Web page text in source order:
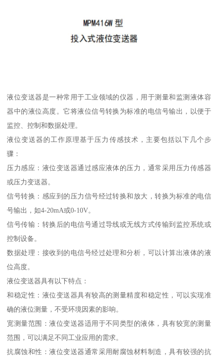
液位变送器是一种常用于工业领域的仪器，用于测量和监测液体容
器中的液位高度。它将液位信号转换为标准的电信号输出，以便于
监控、控制和数据处理。
液位变送器的工作原理基于压力传感技术，主要包括以下几个步
骤：
压力感应：液位变送器通过感应液体的压力，通常采用压力传感器
或压力变送器。
信号转换：感应到的压力信号经过转换和放大，转换为标准的电信
号输出，如4-20mA或0-10V。
信号传输：转换后的电信号通过导线或无线方式传输到监控系统或
控制设备。
数据处理：接收到的电信号经过处理和分析，可以计算出液体的液
位高度。
液位变送器具有以下特点：
和稳定性：液位变送器具有较高的测量精度和稳定性，可以实现准
确的液位测量，不受环境因素的影响。
宽测量范围：液位变送器适用于不同类型的液体，具有较宽的测量
范围，可以满足不同工业应用的需求。
抗腐蚀和性：液位变送器通常采用耐腐蚀材料制造，具有较强的抗